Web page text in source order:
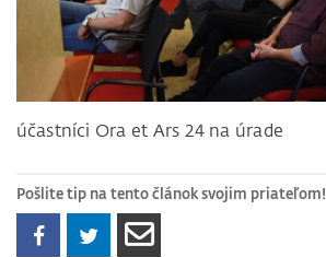
účastníci Ora et Ars 24 na úrade
Pošlite tip na tento článok svojim priateľom!